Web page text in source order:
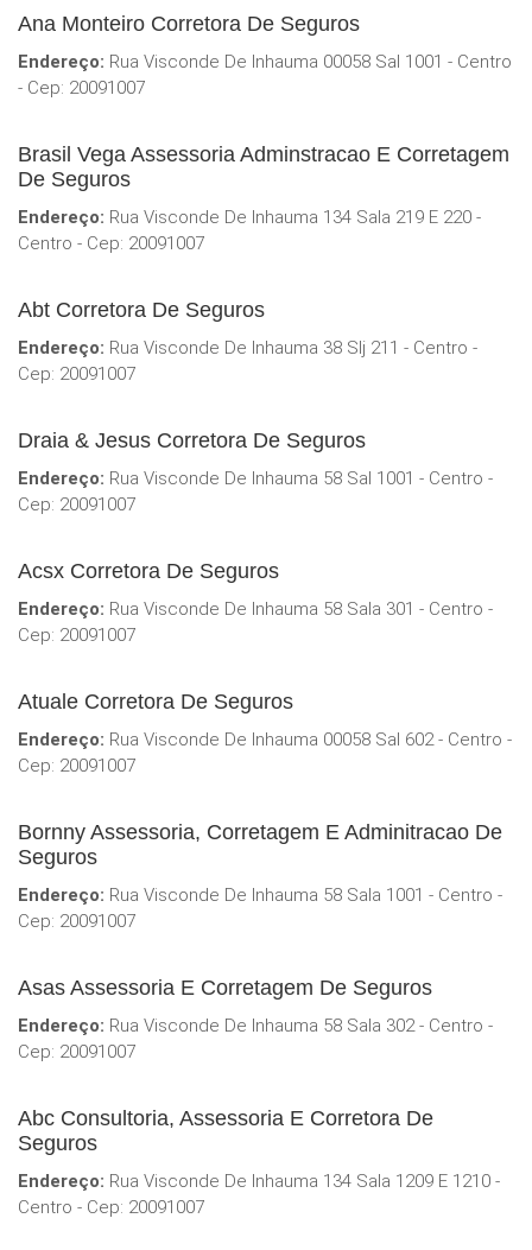
Ana Monteiro Corretora De Seguros
Endereço: Rua Visconde De Inhauma 00058 Sal 1001 - Centro
- Cep: 20091007
Brasil Vega Assessoria Adminstracao E Corretagem
De Seguros
Endereço: Rua Visconde De Inhauma 134 Sala 219 E 220 -
Centro - Cep: 20091007
Abt Corretora De Seguros
Endereço: Rua Visconde De Inhauma 38 Slj 211 - Centro -
Cep: 20091007
Draia & Jesus Corretora De Seguros
Endereço: Rua Visconde De Inhauma 58 Sal 1001 - Centro -
Cep: 20091007
Acsx Corretora De Seguros
Endereço: Rua Visconde De Inhauma 58 Sala 301 - Centro -
Cep: 20091007
Atuale Corretora De Seguros
Endereço: Rua Visconde De Inhauma 00058 Sal 602 - Centro -
Cep: 20091007
Bornny Assessoria, Corretagem E Adminitracao De
Seguros
Endereço: Rua Visconde De Inhauma 58 Sala 1001 - Centro -
Cep: 20091007
Asas Assessoria E Corretagem De Seguros
Endereço: Rua Visconde De Inhauma 58 Sala 302 - Centro -
Cep: 20091007
Abc Consultoria, Assessoria E Corretora De
Seguros
Endereço: Rua Visconde De Inhauma 134 Sala 1209 E 1210 -
Centro - Cep: 20091007